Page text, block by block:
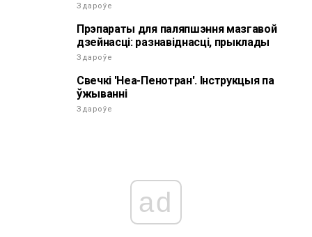
Здароўе
Прэпараты для паляпшэння мазгавой
дзейнасці: разнавіднасці, прыклады
Здароўе
Свечкі 'Неа-Пенотран'. Інструкцыя па
ўжыванні
Здароўе
ad